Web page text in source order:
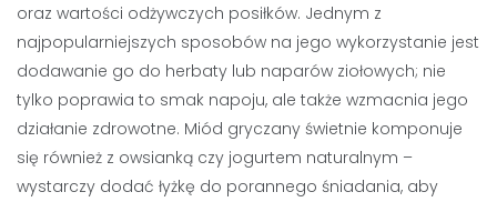
oraz wartości odżywczych posiłków. Jednym z
najpopularniejszych sposobów na jego wykorzystanie jest
dodawanie go do herbaty lub naparów ziołowych; nie
tylko poprawia to smak napoju, ale także wzmacnia jego
działanie zdrowotne. Miód gryczany świetnie komponuje
się również z owsianką czy jogurtem naturalnym –
wystarczy dodać łyżkę do porannego śniadania, aby